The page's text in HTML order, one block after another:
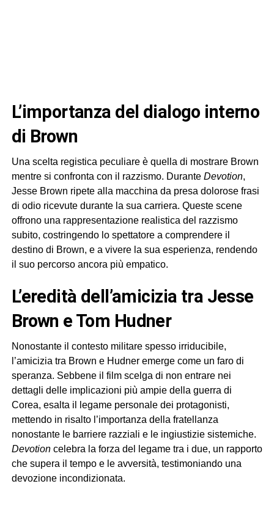
L’importanza del dialogo interno
di Brown
Una scelta registica peculiare è quella di mostrare Brown
mentre si confronta con il razzismo. Durante Devotion,
Jesse Brown ripete alla macchina da presa dolorose frasi
di odio ricevute durante la sua carriera. Queste scene
offrono una rappresentazione realistica del razzismo
subito, costringendo lo spettatore a comprendere il
destino di Brown, e a vivere la sua esperienza, rendendo
il suo percorso ancora più empatico.
L’eredità dell’amicizia tra Jesse
Brown e Tom Hudner
Nonostante il contesto militare spesso irriducibile,
l’amicizia tra Brown e Hudner emerge come un faro di
speranza. Sebbene il film scelga di non entrare nei
dettagli delle implicazioni più ampie della guerra di
Corea, esalta il legame personale dei protagonisti,
mettendo in risalto l’importanza della fratellanza
nonostante le barriere razziali e le ingiustizie sistemiche.
Devotioncelebra la forza del legame tra i due, un rapporto
che supera il tempo e le avversità, testimoniando una
devozione incondizionata.